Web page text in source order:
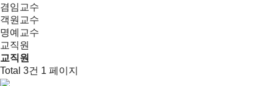
겸임교수
객원교수
명예교수
교직원
교직원
Total 3건 1 페이지